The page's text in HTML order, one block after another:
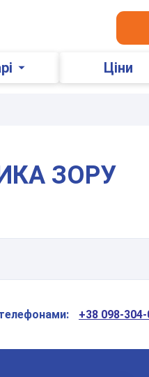
Ціни
ЗОРУ
+38 098-